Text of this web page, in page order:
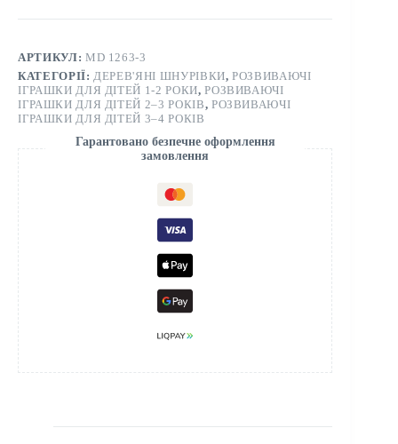
АРТИКУЛ: MD 1263-3
КАТЕГОРІЇ: ДЕРЕВ'ЯНІ ШНУРІВКИ,РОЗВИВАЮЧІ
ІГРАШКИ ДЛЯ ДІТЕЙ 1-2 РОКИ,РОЗВИВАЮЧІ
ІГРАШКИ ДЛЯ ДІТЕЙ 2–3 РОКІВ, РОЗВИВАЮЧІ
ІГРАШКИ ДЛЯ ДІТЕЙ 3–4 РОКІВ
Гарантовано безпечне оформлення
замовлення